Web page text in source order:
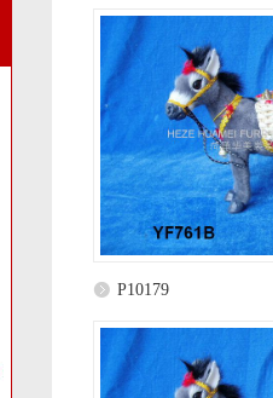
P10179